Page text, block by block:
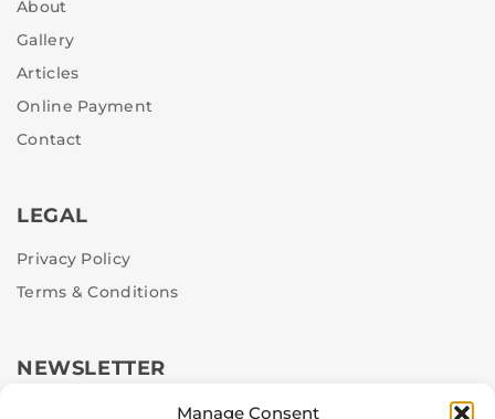
Manage Consent
About
Gallery
Articles
Online Payment
Contact
LEGAL
Privacy Policy
Terms & Conditions
NEWSLETTER
Stay up to date with our latest news, receive exclusive